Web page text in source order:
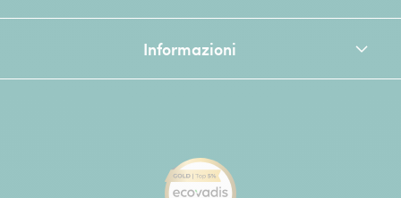
Informazioni